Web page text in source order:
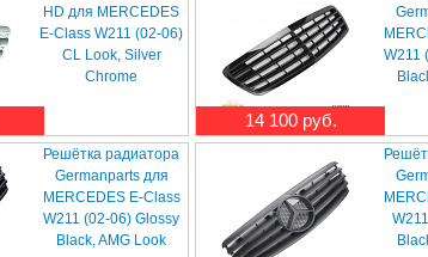
HD для MERCEDES
E-Class W211 (02-06)
CL Look, Silver
Chrome
14 100 руб.
W211
Решётка радиатора
Germanparts для
MERCEDES E-Class
W211 (02-06) Glossy
Black, AMG Look